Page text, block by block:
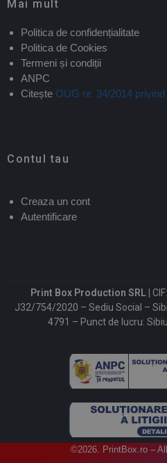
Mai mult
Politica de confidențialitate
Politica de Cookies
Termeni și condiții
ANPC
Citește OUG nr. 34/2014
Contul tau
Creaza un cont
Autentificare
Print Box Production SRL |
J32/754/2020 – Sediu Social –
4791 – Punct de lucru:
©2026. PrintBox.ro –